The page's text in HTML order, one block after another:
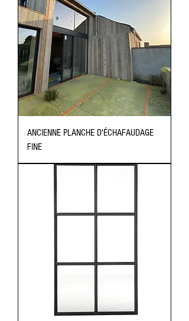
ANCIENNE PLANCHE D'ÉCHAFAUDAGE
FINE